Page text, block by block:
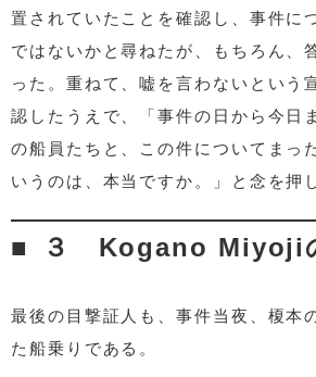
置されていたことを確認し、事件に
ではないかと尋ねたが、もちろん、
った。重ねて、嘘を言わないという
認したうえで、「事件の日から今日
の船員たちと、この件についてまっ
いうのは、本当ですか。」と念を押
３ Kogano Miyoji
最後の目撃証人も、事件当夜、榎本
た船乗りである。